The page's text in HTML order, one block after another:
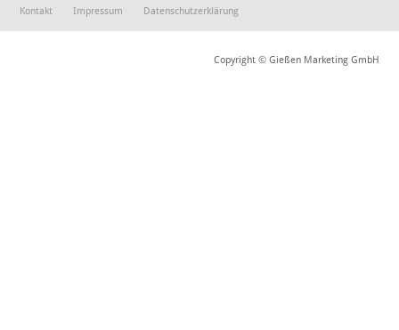
Kontakt Impressum Datenschutzerklärung
Copyright © Gießen Marketing GmbH